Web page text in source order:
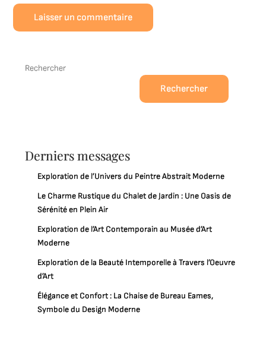
Rechercher
Rechercher
Derniers messages
Exploration de l’Univers du Peintre Abstrait Moderne
Le Charme Rustique du Chalet de Jardin : Une Oasis de
Sérénité en Plein Air
Exploration de l’Art Contemporain au Musée d’Art
Moderne
Exploration de la Beauté Intemporelle à Travers l’Oeuvre
d’Art
Élégance et Confort : La Chaise de Bureau Eames,
Symbole du Design Moderne